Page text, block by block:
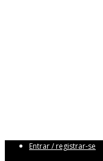
Entrar / registrar-se